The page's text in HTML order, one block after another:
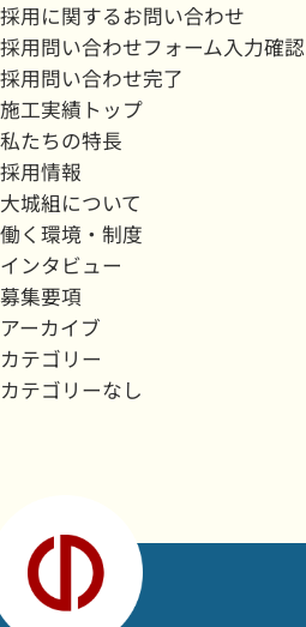
採用に関するお問い合わせ
採用問い合わせフォーム入力確認
採用問い合わせ完了
施工実績トップ
私たちの特長
採用情報
大城組について
働く環境・制度
インタビュー
募集要項
アーカイブ
カテゴリー
カテゴリーなし